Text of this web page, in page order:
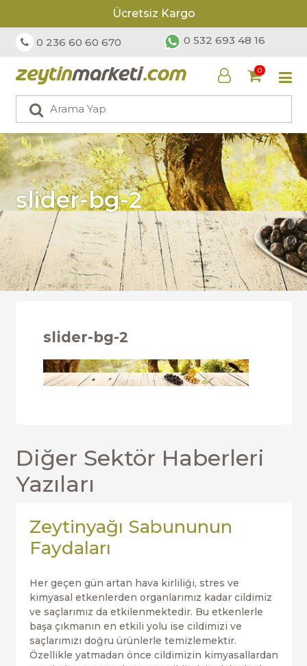
Ücretsiz Kargo
0 236 60 60 670 0 532 693 48 16
0
slider-bg-2
slider-bg-2
Diğer Sektör Haberleri
Yazıları
Zeytinyağı Sabununun
Faydaları
Her geçen gün artan hava kirliliği, stres ve
kimyasal etkenlerden organlarımız kadar cildimiz
ve saçlarımız da etkilenmektedir. Bu etkenlerle
başa çıkmanın en etkili yolu ise cildimizi ve
saçlarımızı doğru ürünlerle temizlemektir.
Özellikle yatmadan önce cildimizin kimyasallardan